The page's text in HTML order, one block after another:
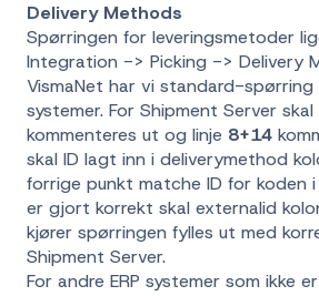
Delivery Methods
Spørringen for leveringsmetoder
Integration -> Picking -> Delivery
VismaNet har vi standard-
systemer. For Shipment Server skal
kommenteres ut og linje 8+14
skal ID lagt inn i deliverymethod
forrige punkt matche ID for koden i
er gjort korrekt skal externalid
kjører spørringen fylles ut med
Shipment Server.
For andre ERP systemer som ikke